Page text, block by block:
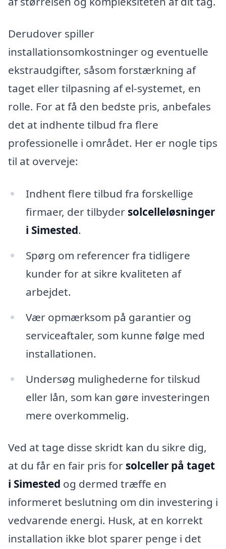
Derudover spiller
installationsomkostninger og eventuelle
ekstraudgifter, såsom forstærkning af
taget eller tilpasning af el-systemet, en
rolle. For at få den bedste pris, anbefales
det at indhente tilbud fra flere
professionelle i området. Her er nogle tips
til at overveje:
Indhent flere tilbud fra forskellige
firmaer, der tilbyder solcelleløsninger
i Simested.
Spørg om referencer fra tidligere
kunder for at sikre kvaliteten af
arbejdet.
Vær opmærksom på garantier og
serviceaftaler, som kunne følge med
installationen.
Undersøg mulighederne for tilskud
eller lån, som kan gøre investeringen
mere overkommelig.
Ved at tage disse skridt kan du sikre dig,
at du får en fair pris for solceller på taget
i Simested og dermed træffe en
informeret beslutning om din investering i
vedvarende energi. Husk, at en korrekt
installation ikke blot sparer penge i det